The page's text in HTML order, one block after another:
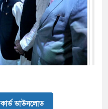
ডাউনলোড